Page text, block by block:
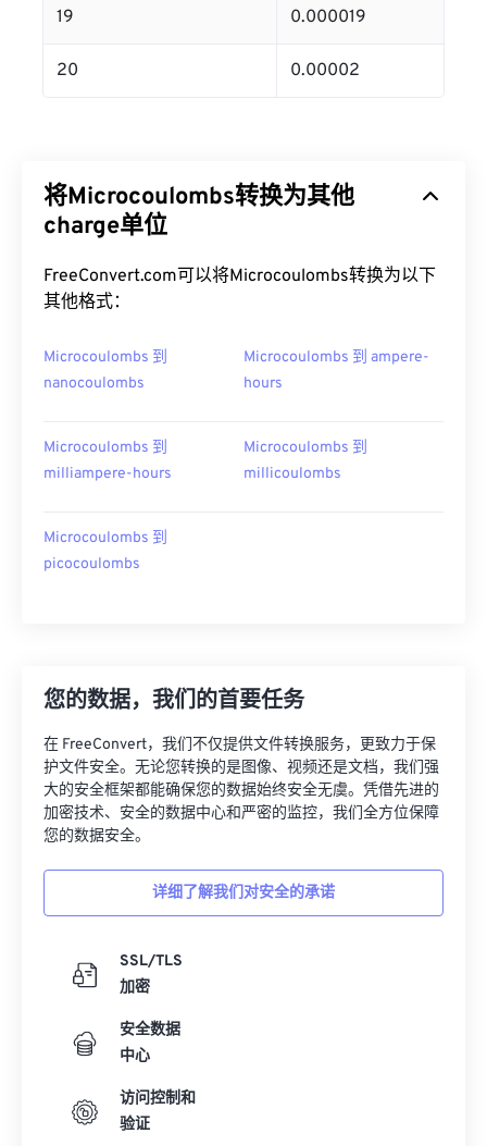
19 0.000019
20 0.00002
将Microcoulombs转换为其他
charge单位
FreeConvert.com可以将Microcoulombs转换为以下
其他格式：
Microcoulombs 到
nanocoulombs
Microcoulombs 到 ampere-
hours
Microcoulombs 到
milliampere-hours
Microcoulombs 到
millicoulombs
Microcoulombs 到
picocoulombs
您的数据，我们的首要任务
在 FreeConvert，我们不仅提供文件转换服务，更致力于保
护文件安全。无论您转换的是图像、视频还是文档，我们强
大的安全框架都能确保您的数据始终安全无虞。凭借先进的
加密技术、安全的数据中心和严密的监控，我们全方位保障
您的数据安全。
详细了解我们对安全的承诺
SSL/TLS
加密
安全数据
中心
访问控制和
验证